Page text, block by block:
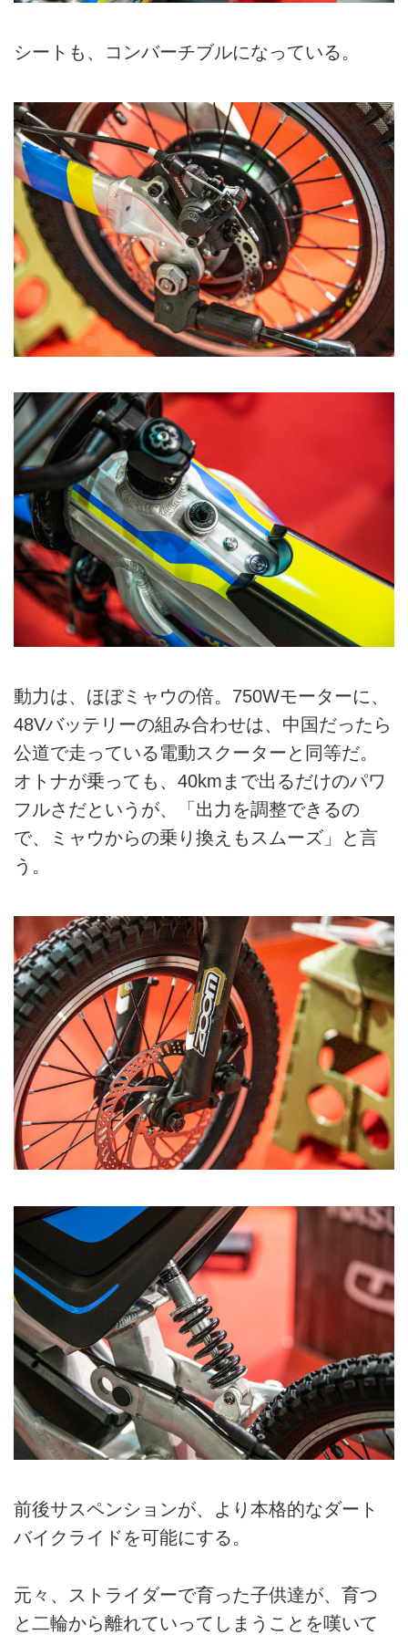
シートも、コンバーチブルになっている。
動力は、ほぼミャウの倍。750Wモーターに、
48Vバッテリーの組み合わせは、中国だったら
公道で走っている電動スクーターと同等だ。
オトナが乗っても、40kmまで出るだけのパワ
フルさだというが、「出力を調整できるの
で、ミャウからの乗り換えもスムーズ」と言
う。
前後サスペンションが、より本格的なダート
バイクライドを可能にする。
元々、ストライダーで育った子供達が、育つ
と二輪から離れていってしまうことを嘆いて